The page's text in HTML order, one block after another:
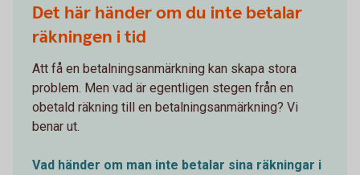
Det här händer om du inte betalar
räkningen i tid
Att få en betalningsanmärkning kan skapa stora
problem. Men vad är egentligen stegen från en
obetald räkning till en betalningsanmärkning? Vi
benar ut.
Vad händer om man inte betalar sina räkningar i